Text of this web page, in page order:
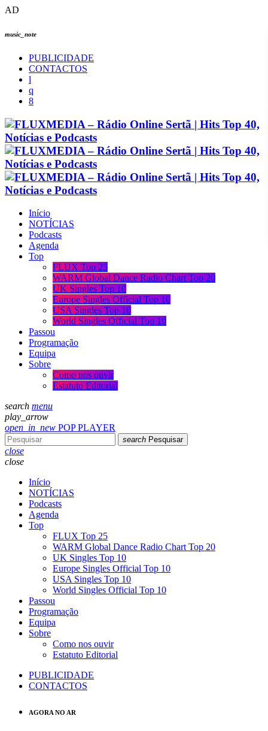
AD
music_note
PUBLICIDADE
CONTACTOS
Início
NOTÍCIAS
Podcasts
Agenda
Top
FLUX Top 25
WARM Global Dance Radio Chart Top 20
UK Singles Top 10
Europe Singles Official Top 10
USA Singles Top 10
World Singles Official Top 10
Passou
Programação
Equipa
Sobre
Como nos ouvir
Estatuto Editorial
search menu
play_arrow
open_in_new POP PLAYER
search Pesquisar
close
close
Início
NOTÍCIAS
Podcasts
Agenda
Top
FLUX Top 25
WARM Global Dance Radio Chart Top 20
UK Singles Top 10
Europe Singles Official Top 10
USA Singles Top 10
World Singles Official Top 10
Passou
Programação
Equipa
Sobre
Como nos ouvir
Estatuto Editorial
PUBLICIDADE
CONTACTOS
AGORA NO AR